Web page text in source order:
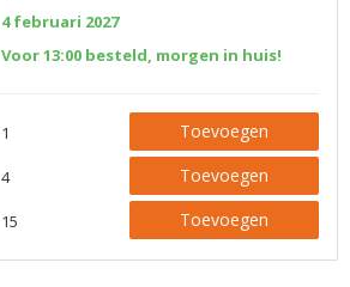
4 februari 2027
Voor 13:00 besteld, morgen in huis!
1 Toevoegen
4 Toevoegen
15 Toevoegen